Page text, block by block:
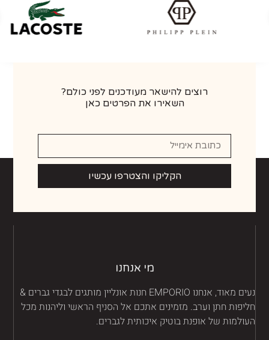
רוצים להישאר מעודכנים לפני כולם?
השאירו את הפרטים כאן
הקליקו והצטרפו עכשיו
מי אנחנו
נעים מאוד, אנחנו EMPORIO חנות אונליין מותגים לבגדי גברים &
חתן וערב. מזמינים אתכם אל הסניף הראשי וליהנות מכל
של אופנת בוטיק איכותית לגברים.